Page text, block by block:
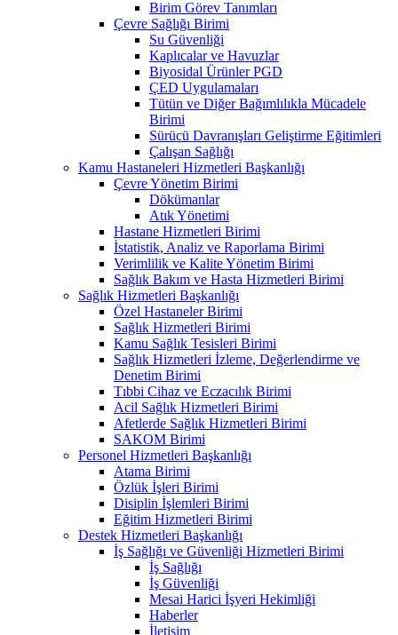
Birim Görev Tanımları
Çevre Sağlığı Birimi
Su Güvenliği
Kaplıcalar ve Havuzlar
Biyosidal Ürünler PGD
ÇED Uygulamaları
Tütün ve Diğer Bağımlılıkla Mücadele
Birimi
Sürücü Davranışları Geliştirme Eğitimleri
Çalışan Sağlığı
Kamu Hastaneleri Hizmetleri Başkanlığı
Çevre Yönetim Birimi
Dökümanlar
Atık Yönetimi
Hastane Hizmetleri Birimi
İstatistik, Analiz ve Raporlama Birimi
Verimlilik ve Kalite Yönetim Birimi
Sağlık Bakım ve Hasta Hizmetleri Birimi
Sağlık Hizmetleri Başkanlığı
Özel Hastaneler Birimi
Sağlık Hizmetleri Birimi
Kamu Sağlık Tesisleri Birimi
Sağlık Hizmetleri İzleme, Değerlendirme ve
Denetim Birimi
Tıbbi Cihaz ve Eczacılık Birimi
Acil Sağlık Hizmetleri Birimi
Afetlerde Sağlık Hizmetleri Birimi
SAKOM Birimi
Personel Hizmetleri Başkanlığı
Atama Birimi
Özlük İşleri Birimi
Disiplin İşlemleri Birimi
Eğitim Hizmetleri Birimi
Destek Hizmetleri Başkanlığı
İş Sağlığı ve Güvenliği Hizmetleri Birimi
İş Sağlığı
İş Güvenliği
Mesai Harici İşyeri Hekimliği
Haberler
İletişim